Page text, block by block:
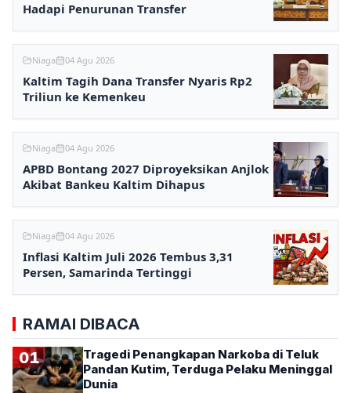
Hadapi Penurunan Transfer
Niaga 04 Agu 2026
Kaltim Tagih Dana Transfer Nyaris Rp2
Triliun ke Kemenkeu
Niaga 04 Agu 2026
APBD Bontang 2027 Diproyeksikan Anjlok
Akibat Bankeu Kaltim Dihapus
Niaga 04 Agu 2026
Inflasi Kaltim Juli 2026 Tembus 3,31
Persen, Samarinda Tertinggi
RAMAI DIBACA
01
Tragedi Penangkapan Narkoba di Teluk
Pandan Kutim, Terduga Pelaku Meninggal
Dunia